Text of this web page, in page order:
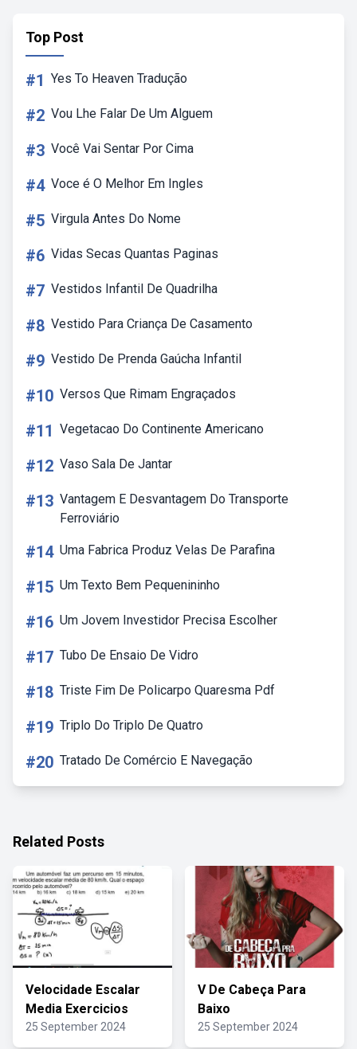
Top Post
#1 Yes To Heaven Tradução
#2 Vou Lhe Falar De Um Alguem
#3 Você Vai Sentar Por Cima
#4 Voce é O Melhor Em Ingles
#5 Virgula Antes Do Nome
#6 Vidas Secas Quantas Paginas
#7 Vestidos Infantil De Quadrilha
#8 Vestido Para Criança De Casamento
#9 Vestido De Prenda Gaúcha Infantil
#10 Versos Que Rimam Engraçados
#11 Vegetacao Do Continente Americano
#12 Vaso Sala De Jantar
#13 Vantagem E Desvantagem Do Transporte
Ferroviário
#14 Uma Fabrica Produz Velas De Parafina
#15 Um Texto Bem Pequenininho
#16 Um Jovem Investidor Precisa Escolher
#17 Tubo De Ensaio De Vidro
#18 Triste Fim De Policarpo Quaresma Pdf
#19 Triplo Do Triplo De Quatro
#20 Tratado De Comércio E Navegação
Related Posts
Velocidade Escalar
Media Exercicios
25 September 2024
V De Cabeça Para
Baixo
25 September 2024